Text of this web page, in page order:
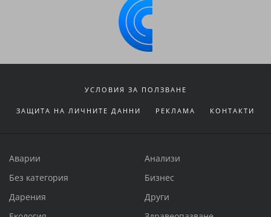
УСЛОВИЯ ЗА ПОЛЗВАНЕ
ЗАЩИТА НА ЛИЧНИТЕ ДАННИ РЕКЛАМА КОНТАКТИ
Аварии
Анализи
Без категория
Бизнес
Дарения
Други